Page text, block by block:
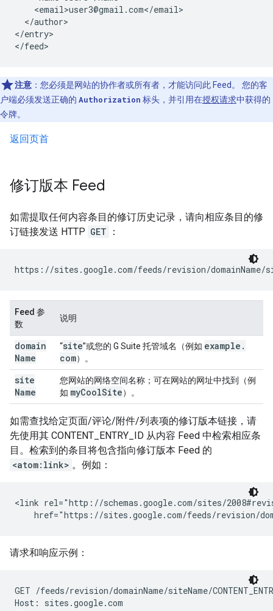
    <email>user3@gmail.com</email>
  </author>
</entry>
注意 ：您必须是网站的协作者或所有者，才能访问此 Feed。 您的客
户端必须发送正确的 Authorization 标头，并引用在授权请求中获得的
令牌。
返回页首
修订版本 Feed
如需提取任何内容条目的修订历史记录，请向相应条目的修
订链接发送 HTTP GET ：
https://sites.google.com/feeds/revision/domainName/
Feed 参
数
说明
domain
Name
“site”或您的 G Suite 托管域名（例如 example .
com）。
site
Name
您网站的网络空间名称；可在网站的网址中找到（例
如 myCoolSite）。
如需查找给定页面/评论/附件/列表项的修订版本链接，请
先使用其 CONTENT_ENTRY_ID 从内容 Feed 中检索相应条
目。检索到的条目将包含指向修订版本 Feed 的
<atom:link> 。例如：
<link rel="http://schemas.google.com/sites/
    href="https://sites.google.com/feeds/revision/
请求和响应示例：
GET /feeds/revision/domainName/siteName/
Host: sites.google.com